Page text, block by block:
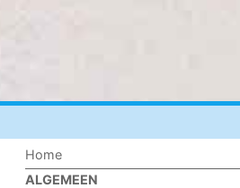
Home
ALGEMEEN